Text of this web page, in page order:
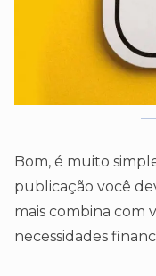
Bom, é muito
publicação você
mais combina com
necessidades